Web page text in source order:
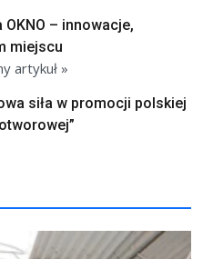
– innowacje,
miejscu
artykuł »
siła w promocji polskiej